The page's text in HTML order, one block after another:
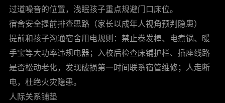
过道噪音的位置，浅眠孩子重点规避门口床位。
宿舍安全提前排查思路（家长以成年人视角预判隐患）
提前和孩子沟通宿舍用电规则：禁止卷发棒、电煮锅、暖
手宝等大功率违规电器；入校后检查床铺护栏、插座线路
是否松动老化，发现破损第一时间联系宿管维修；人走断
电，杜绝火灾隐患。
人际关系铺垫